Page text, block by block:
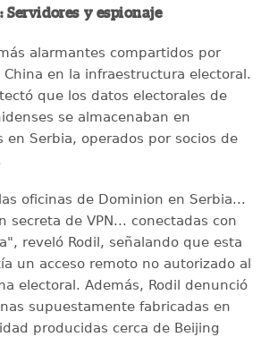
y espionaje
alarmantes compartidos por
China en la infraestructura electoral.
que los datos electorales de
se almacenaban en
en Serbia, operados por socios de
oficinas de Dominion en Serbia...
secreta de VPN... conectadas con
reveló Rodil, señalando que esta
un acceso remoto no autorizado al
electoral. Además, Rodil denunció
supuestamente fabricadas en
producidas cerca de Beijing